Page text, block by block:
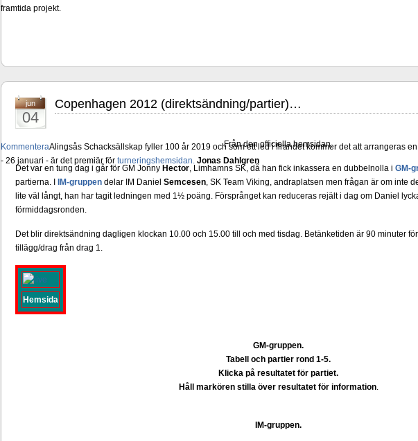
framtida projekt.
KommenteraAlingsås Schacksällskap fyller 100 år 2019 och som ett led i firandet kommer det att arrangeras
- 26 januari - är det premiär för turneringshemsidan. Jonas Dahlgren
jun
04
Copenhagen 2012 (direktsändning/partier)…
Från den officiella hemsidan.
Det var en tung dag i går för GM Jonny Hector, Limhamns SK, då han fick inkassera en dubbelnolla i GM-
partierna. I
IM-gruppendelar IM Daniel Semcesen, SK Team Viking, andraplatsen men frågan är om inte
lite väl långt, han har tagit ledningen med 1½ poäng. Försprånget kan reduceras rejält i dag om Daniel
förmiddagsronden.
Det blir direktsändning dagligen klockan 10.00 och 15.00 till och med tisdag. Betänketiden är 90 minuter
tillägg/drag från drag 1.
Hemsida
GM-gruppen.
Tabell och partier rond 1-5.
Klicka på resultatet för partiet.
Håll markören stilla över resultatet för information.
IM-gruppen.